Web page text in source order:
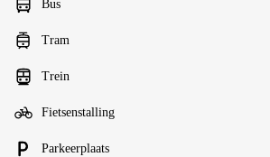
Bus
Tram
Trein
Fietsenstalling
Parkeerplaats